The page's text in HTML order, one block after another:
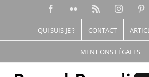
FacebookFlickr Instagram
QUI SUIS-JE ? CONTACT
MENTIONS LÉGALES